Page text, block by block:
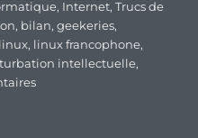
, Internet,Trucs de
, bilan,geekeries,
linux, linux francophone,
intellectuelle,
sur